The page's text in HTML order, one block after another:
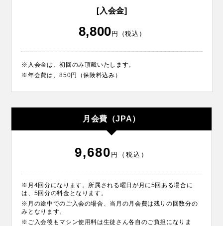
[入会金]
8,800円（税込）
※入会金は、初回のみ頂戴いたします。
※年会費は、850円（保険料込み）
月会費（JPA）
9,680 円（税込）
※月4回分になります。所属される曜日が月に5回ある場合に
は、5回分の料金となります。
※月の途中でのご入会の場合、当月の月会費は残りの回数分の
みとなります。
※ご入会後もマシン使用料は生徒さん各自のご負担になりま